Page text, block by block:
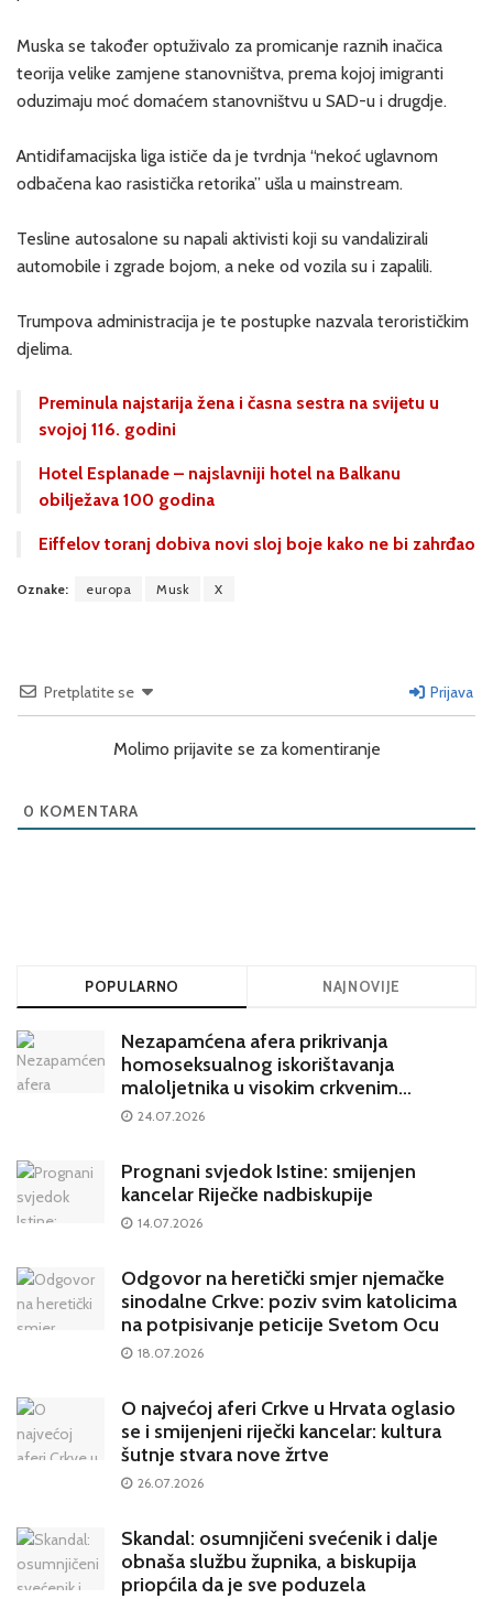
Muska se također optuživalo za promicanje raznih inačica
teorija velike zamjene stanovništva, prema kojoj imigranti
oduzimaju moć domaćem stanovništvu u SAD-u i drugdje.
Antidifamacijska liga ističe da je tvrdnja “nekoć uglavnom
odbačena kao rasistička retorika” ušla u mainstream.
Tesline autosalone su napali aktivisti koji su vandalizirali
automobile i zgrade bojom, a neke od vozila su i zapalili.
Trumpova administracija je te postupke nazvala terorističkim
djelima.
Preminula najstarija žena i časna sestra na svijetu u
svojoj 116. godini
Hotel Esplanade – najslavniji hotel na Balkanu
obilježava 100 godina
Eiffelov toranj dobiva novi sloj boje kako ne bi zahrđao
Oznake: europa Musk X
Pretplatite se Prijava
Molimo prijavite se za komentiranje
0 KOMENTARA
POPULARNO NAJNOVIJE
Nezapamćena afera prikrivanja
homoseksualnog iskorištavanja
maloljetnika u visokim crkvenim
krugovima potresa Hrvatsku
24.07.2026
Prognani svjedok Istine: smijenjen
kancelar Riječke nadbiskupije
14.07.2026
Odgovor na heretički smjer njemačke
sinodalne Crkve: poziv svim katolicima
na potpisivanje peticije Svetom Ocu
18.07.2026
O najvećoj aferi Crkve u Hrvata oglasio
se i smijenjeni riječki kancelar: kultura
šutnje stvara nove žrtve
26.07.2026
Skandal: osumnjičeni svećenik i dalje
obnaša službu župnika, a biskupija
priopćila da je sve poduzela